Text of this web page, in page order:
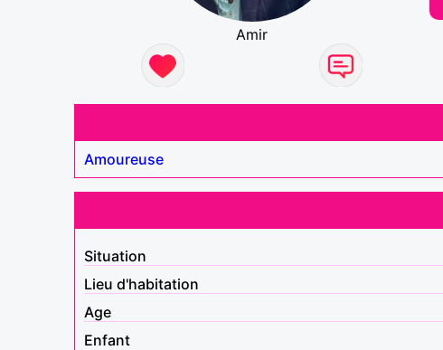
Amir
Amoureuse
Situation
Lieu d'habitation
Age
Enfant